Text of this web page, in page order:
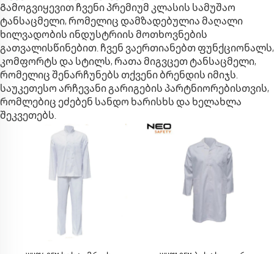
Გამოგვიყევით ჩვენი პრემიუმ კლასის სამუშაო
ტანსაცმელი, რომელიც დამზადებულია მაღალი
ხილვადობის ინდუსტრიის მოთხოვნების
გათვალისწინებით. ჩვენ ვაერთიანებთ ფუნქციონალს,
კომფორტს და სტილს, რათა მიგვცეთ ტანსაცმელი,
რომელიც შენარჩუნებს თქვენი ბრენდის იმიჯს.
საუკეთესო არჩევანი გარიგების პარტნიორებისთვის,
რომლებიც ეძებენ სანდო ხარისხს და ხელახლა
შეკვეთებს.